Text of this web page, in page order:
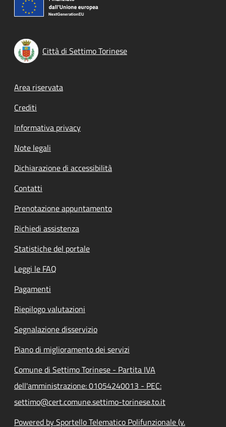
Città di Settimo Torinese
Footer menu
Area riservata
Crediti
Informativa privacy
Note legali
Dichiarazione di accessibilità
Contatti
Prenotazione appuntamento
Richiedi assistenza
Statistiche del portale
Leggi le FAQ
Pagamenti
Riepilogo valutazioni
Segnalazione disservizio
Piano di miglioramento dei servizi
Comune di Settimo Torinese - Partita IVA
dell'amministrazione: 01054240013 - PEC:
settimo@cert.comune.settimo-torinese.to.it
Powered by Sportello Telematico Polifunzionale (v.